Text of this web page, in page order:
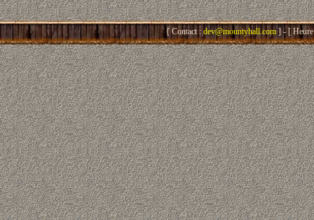
[ Contact : dev@mountyhall.com] - [ Heure